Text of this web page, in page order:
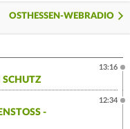
OSTHESSEN-WEBRADIO
SCHUTZ
13:16
- F
12:34